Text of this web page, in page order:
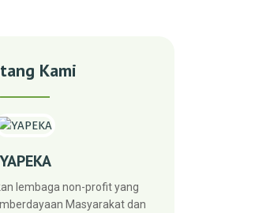
Kami
YAPEKA
lembaga non-profit yang
Masyarakat dan